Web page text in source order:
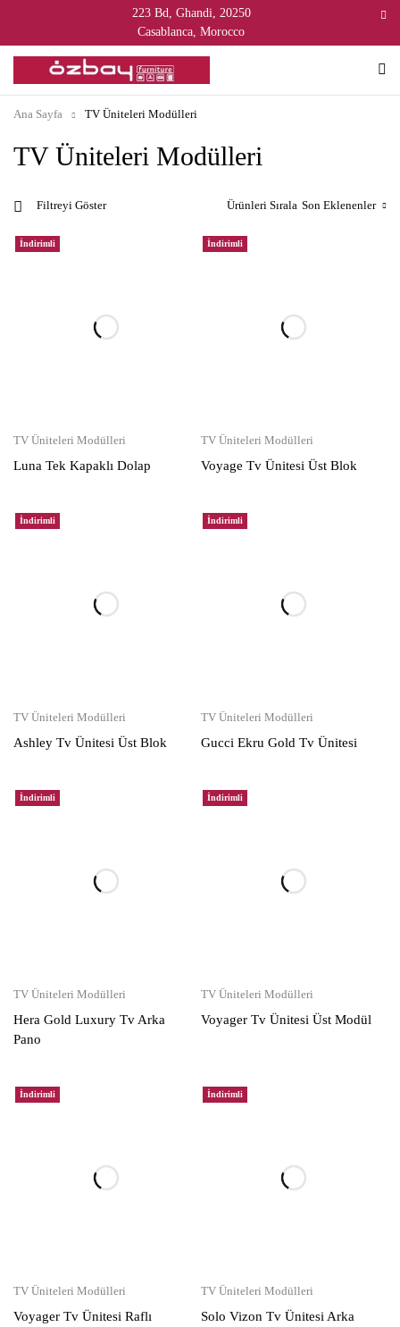
223 Bd, Ghandi, 20250
Casablanca, Morocco
TV Üniteleri Modülleri
Ana Sayfa TV Üniteleri Modülleri
Filtreyi Göster Ürünleri Sırala Son Eklenenler
İndirimli
TV Üniteleri Modülleri
Luna Tek Kapaklı Dolap
İndirimli
TV Üniteleri Modülleri
Voyage Tv Ünitesi Üst Blok
İndirimli
TV Üniteleri Modülleri
Ashley Tv Ünitesi Üst Blok
İndirimli
TV Üniteleri Modülleri
Gucci Ekru Gold Tv Ünitesi
İndirimli
TV Üniteleri Modülleri
Hera Gold Luxury Tv Arka
Pano
İndirimli
TV Üniteleri Modülleri
Voyager Tv Ünitesi Üst Modül
İndirimli
TV Üniteleri Modülleri
Voyager Tv Ünitesi Raflı
İndirimli
TV Üniteleri Modülleri
Solo Vizon Tv Ünitesi Arka